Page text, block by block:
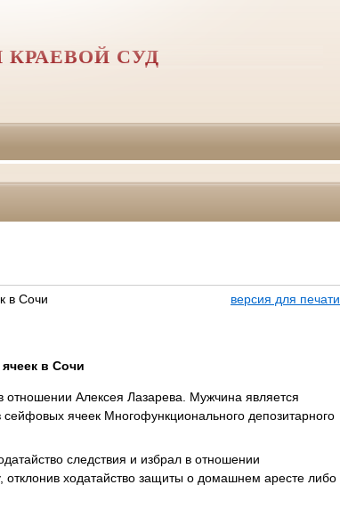
КРАЕВОЙ СУД
в Сочи
версия для печати
в Сочи
Алексея Лазарева. Мужчина является
ячеек Многофункционального депозитарного
следствия и избрал в отношении
ходатайство защиты о домашнем аресте либо